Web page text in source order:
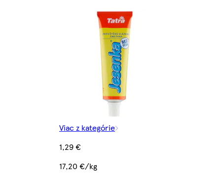
Viac z kategórie
1,29 €
17,20 €/kg